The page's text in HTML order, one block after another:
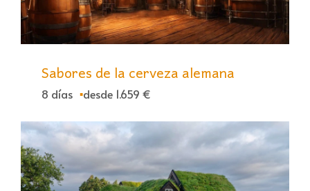
Sabores de la cerveza alemana
8 días desde 1.659 €